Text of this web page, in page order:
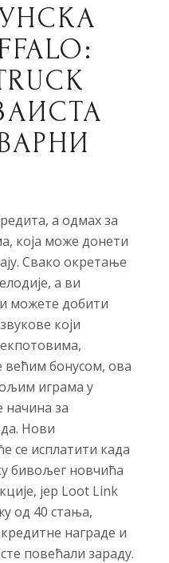
а одмах за
која може донети
Свако окретање
а ви
можете добити
који
већим бонусом, ова
играма у
начина за
Нови
се исплатити када
бивољег новчића
јер Loot Link
од 40 стања,
награде и
повећали зараду.